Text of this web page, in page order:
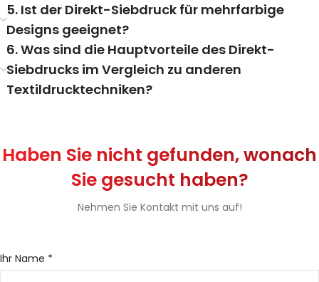
5. Ist der Direkt-Siebdruck für mehrfarbige
Designs geeignet?
6. Was sind die Hauptvorteile des Direkt-
Siebdrucks im Vergleich zu anderen
Textildrucktechniken?
Haben Sie nicht gefunden, wonach
Sie gesucht haben?
Nehmen Sie Kontakt mit uns auf!
Ihr Name *